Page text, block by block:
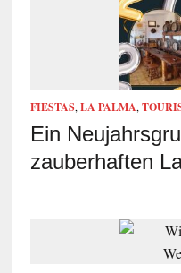
FIESTAS,LA PALMA,
Ein
zauberhaften